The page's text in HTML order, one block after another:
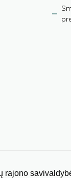
rajono